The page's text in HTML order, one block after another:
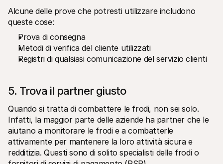
Alcune delle prove che potresti utilizzare includono
queste cose:
Prova di consegna
Metodi di verifica del cliente utilizzati
Registri di qualsiasi comunicazione del servizio clienti
5. Trova il partner giusto
Quando si tratta di combattere le frodi, non sei solo.
Infatti, la maggior parte delle aziende ha partner che le
aiutano a monitorare le frodi e a combatterle
attivamente per mantenere la loro attività sicura e
redditizia. Questi sono di solito specialisti delle frodi o